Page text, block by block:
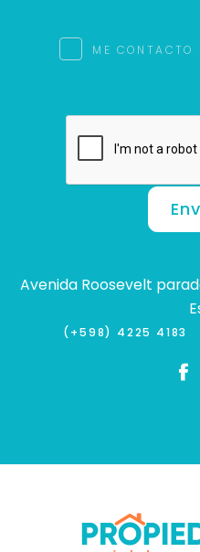
ME CONTACTO
Avenida Roosevelt
(+598) 4225 4183